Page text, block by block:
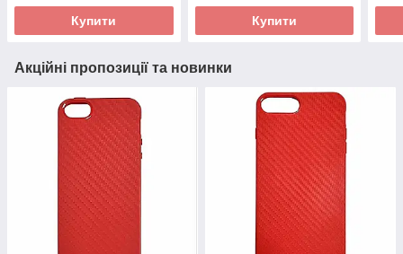
Купити Купити
Акційні пропозиції та новинки